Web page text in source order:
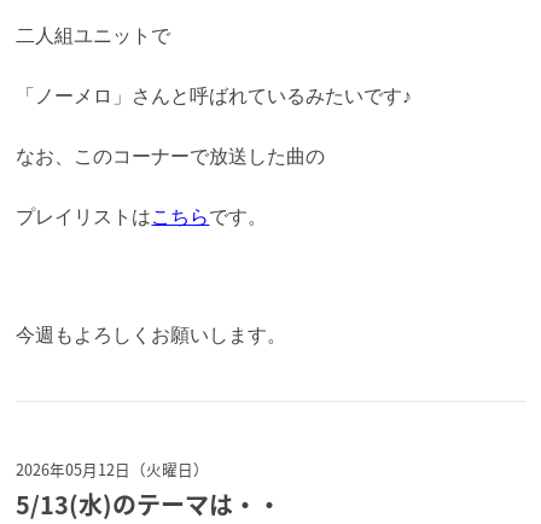
二人組ユニットで
「ノーメロ」さんと呼ばれているみたいです♪
なお、このコーナーで放送した曲の
プレイリストはこちらです。
今週もよろしくお願いします。
2026年05月12日（火曜日）
5/13(水)のテーマは・・